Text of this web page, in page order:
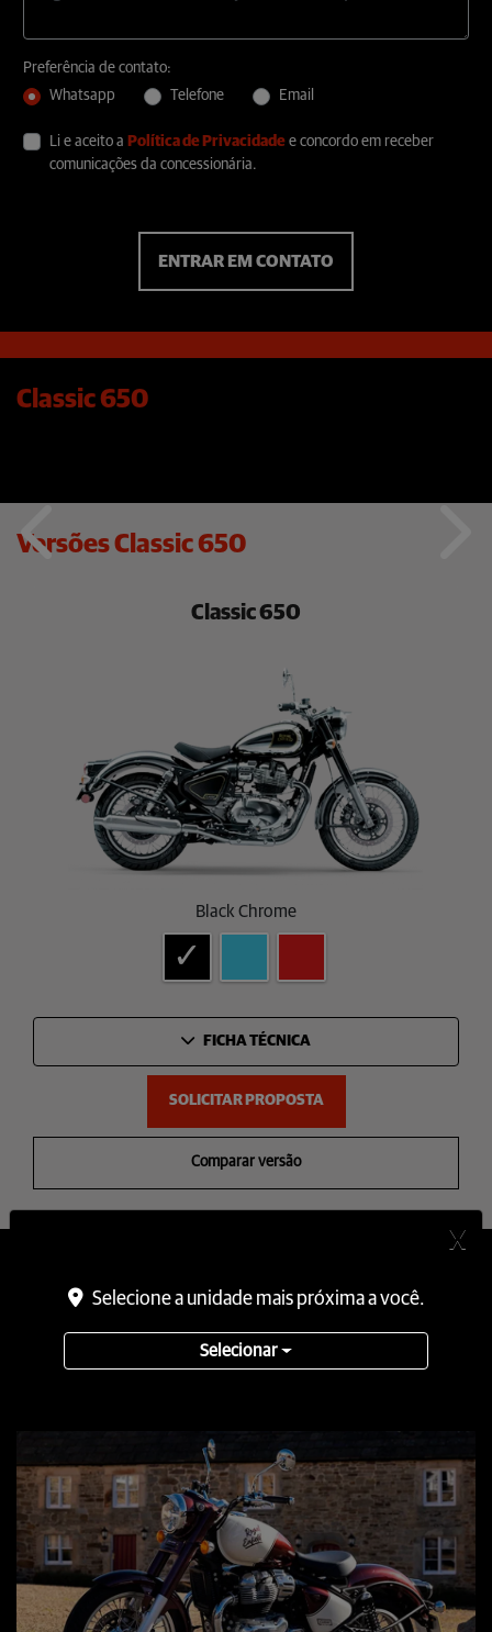
Preferência de contato:
Whatsapp
Telefone Email
Li e aceito a Política de Privacidade e concordo em receber
comunicações da concessionária.
ENTRAR EM CONTATO
Classic 650
Anterior
Versões Classic 650
Classic 650
Black Chrome
FICHA TÉCNICA
SOLICITAR PROPOSTA
Comparar versão
X
Selecione a unidade mais próxima a você.
Selecionar